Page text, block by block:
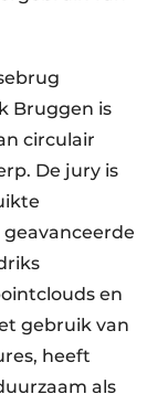
Bruggen is
circulair
De jury is
en
gebruik van
heeft
als